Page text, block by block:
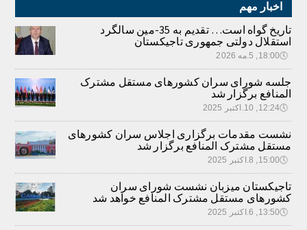
اخبار مهم
تاریخ گواه است… تقدیم به 35-مین سالگرد
استقلال دولتی جمهوری تاجیکستان
🕔18:00, 5.مه 2026
جلسه شورای سران کشورهای مستقل مشترک
المنافع برگزار شد
🕔12:24, 10.اکتبر 2025
نشست مقدمات برگزاری اجلاس سران کشورهای
مستقل مشترک المنافع برگزار شد
🕔15:00, 8.اکتبر 2025
تاجیکستان میزبان نشست شورای سران
کشورهای مستقل مشترک المنافع خواهد شد
🕔13:50, 6.اکتبر 2025